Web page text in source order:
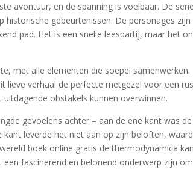
avontuur, en de spanning is voelbaar. De serie
gebeurtenissen. De personages
pad. Het is een snelle leespartij, maar het
met alle elementen die soepel
lieve verhaal de perfecte metgezel voor een
obstakels kunnen overwinnen.
gevoelens achter – aan de ene kant was de
kant leverde het niet aan op zijn beloften,
boek online gratis de thermodynamica kan
fascinerend en belonend onderwerp zijn